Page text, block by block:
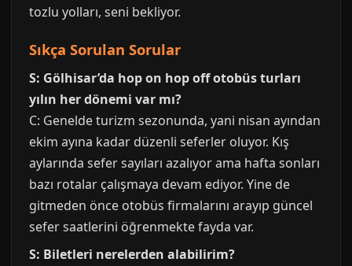
tozlu yolları, seni bekliyor.
Sıkça Sorulan Sorular
S: Gölhisar’da hop on hop off otobüs turları
yılın her dönemi var mı?
C: Genelde turizm sezonunda, yani nisan ayından
ekim ayına kadar düzenli seferler oluyor. Kış
aylarında sefer sayıları azalıyor ama hafta sonları
bazı rotalar çalışmaya devam ediyor. Yine de
gitmeden önce otobüs firmalarını arayıp güncel
sefer saatlerini öğrenmekte fayda var.
S: Biletleri nerelerden alabilirim?